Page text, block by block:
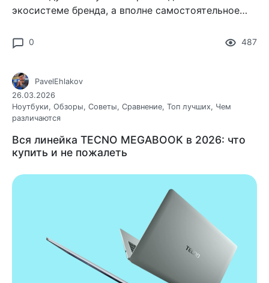
экосистеме бренда, а вполне самостоятельное
487
0
PavelEhlakov
26.03.2026
Ноутбуки, Обзоры, Советы, Сравнение, Топ лучших, Чем
различаются
Вся линейка TECNO MEGABOOK в 2026: что
купить и не пожалеть